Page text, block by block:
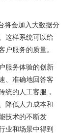
会加入大数据分
这样系统可以给
服务的质量。
务体验的创新
、准确地回答客
统的人工客服，
降低人力成本和
技术的不断发
业和场景中得到